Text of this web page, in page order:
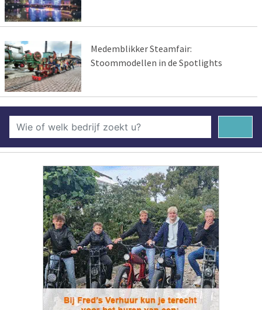
Medemblikker Steamfair:
Stoommodellen in de Spotlights